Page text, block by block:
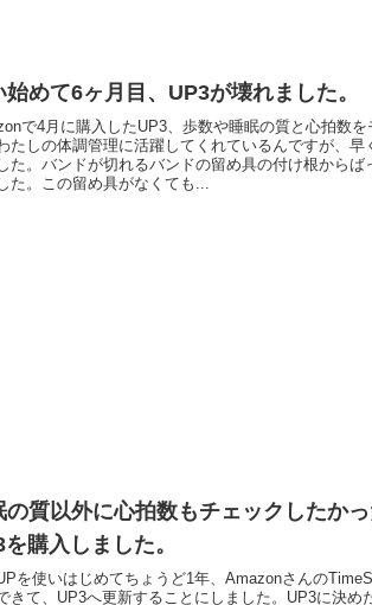
始めて6ヶ月目、UP3が壊れました。
で4月に購入したUP3、歩数や睡眠の質と心拍数を
たしの体調管理に活躍してくれているんですが、早
た。バンドが切れるバンドの留め具の付け根からば
た。この留め具がなくても...
の質以外に心拍数もチェックしたかっ
購入しました。
を使いはじめてちょうど1年、Amazonさんの
きて、UP3へ更新することにしました。UP3に決め